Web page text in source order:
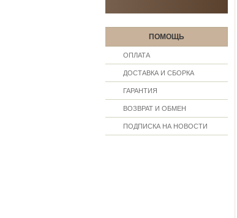
ПОМОЩЬ
ОПЛАТА
ДОСТАВКА И СБОРКА
ГАРАНТИЯ
ВОЗВРАТ И ОБМЕН
ПОДПИСКА НА НОВОСТИ